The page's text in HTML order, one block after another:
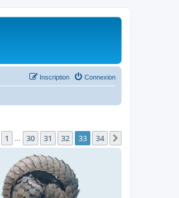
Connexion
Inscription
33 34
Précédent
1 30 31 32 33 34